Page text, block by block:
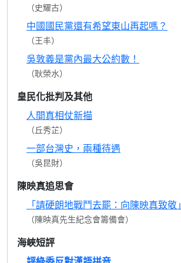
（史耀古）
中國國民黨還有希望東山再起嗎？
（王丰）
吳敦義是黨內最大公約數！
（耿榮水）
皇民化批判及其他
人間真相仗新描
（丘秀芷）
一部台灣史，兩種待遇
（吳昆財）
陳映真追思會
「請硬朗地戰鬥去罷：向陳映真致敬」
（陳映真先生紀念會籌備會）
海峽短評